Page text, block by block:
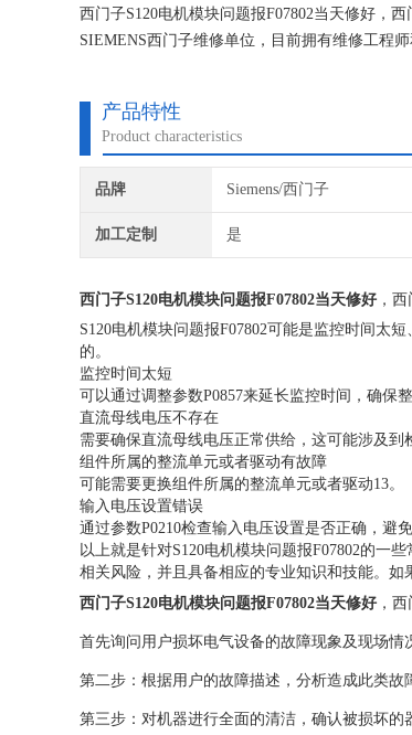
西门子S120电机模块问题报F07802当天修好，
SIEMENS西门子维修单位，目前拥有维修工程
产品特性
Product characteristics
品牌 Siemens/西门子
加工定制 是
西门子S120电机模块问题报F07802当天修好 ，
S120电机模块问题报F07802可能是监控时间太
的。
监控时间太短
可以通过调整参数P0857来延长监控时间，确保
直流母线电压不存在
需要确保直流母线电压正常供给，这可能涉及到
组件所属的整流单元或者驱动有故障
可能需要更换组件所属的整流单元或者驱动13。
输入电压设置错误
通过参数P0210检查输入电压设置是否正确，避
以上就是针对S120电机模块问题报F07802的一
相关风险，并且具备相应的专业知识和技能。如
西门子S120电机模块问题报F07802当天修好 ，
首先询问用户损坏电气设备的故障现象及现场情
第二步：根据用户的故障描述，分析造成此类故
第三步：对机器进行全面的清洁，确认被损坏的